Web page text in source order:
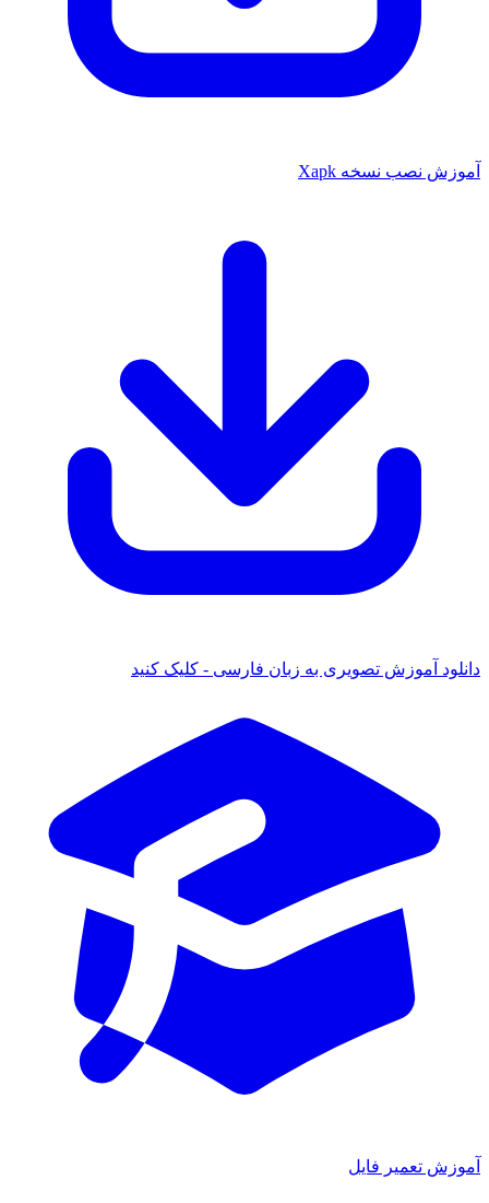
آموزش نصب نسخه Xapk
دانلود آموزش تصویری به زبان فارسی - کلیک کنید
آموزش تعمیر فایل